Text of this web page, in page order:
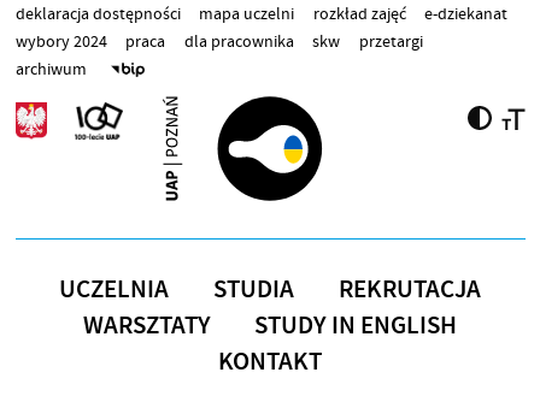
Przejdź do treści
deklaracja dostępności mapa uczelni rozkład zajęć
e-dziekanat
wybory 2024
praca dla pracownika skw
przetargi
archiwum
UCZELNIA STUDIA
REKRUTACJA
WARSZTATY
STUDY IN ENGLISH
KONTAKT